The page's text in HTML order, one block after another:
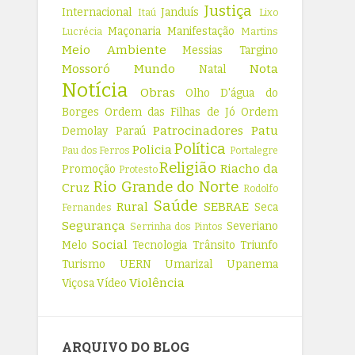
Internacional Itaú Janduís Justiça
Lixo
Lucrécia Maçonaria Manifestação Martins
Meio Ambiente Messias Targino
Mossoró Mundo Natal Nota
Notícia Obras
Olho D'água do
Borges Ordem das Filhas de Jó Ordem
Demolay Paraú Patrocinadores Patu
Pau dos Ferros PoliciaPolítica Portalegre
Promoção ProtestoReligião Riacho da
Cruz Rio Grande do Norte Rodolfo
Fernandes Rural Saúde SEBRAE Seca
Segurança Serrinha dos Pintos Severiano
Melo Social Tecnologia Trânsito Triunfo
Turismo
UERN Umarizal
Upanema
ViçosaVídeo Violência
ARQUIVO DO BLOG